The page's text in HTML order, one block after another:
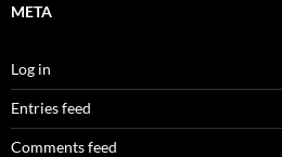
META
Log in
Entries feed
Comments feed